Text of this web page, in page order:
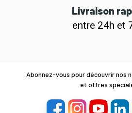
Livraison
entre 24h et
Abonnez-vous pour découvrir nos
et offres